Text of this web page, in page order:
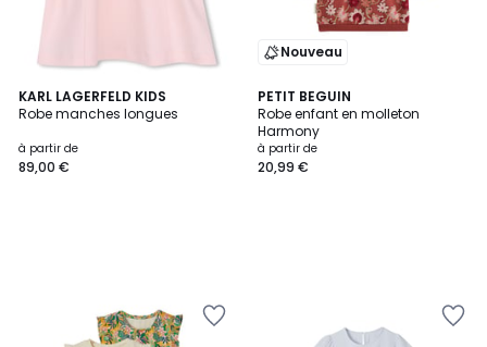
KARL LAGERFELD KIDS
Robe manches longues
à partir de
89,00 €
Nouveau
PETIT BEGUIN
Robe enfant en molleton
Harmony
à partir de
20,99 €